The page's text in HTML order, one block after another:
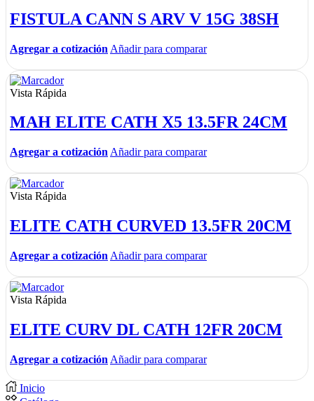
FISTULA CANN S ARV V 15G 38SH
Agregar a cotización Añadir para comparar
Vista Rápida
MAH ELITE CATH X5 13.5FR 24CM
Agregar a cotización Añadir para comparar
Vista Rápida
ELITE CATH CURVED 13.5FR 20CM
Agregar a cotización Añadir para comparar
Vista Rápida
ELITE CURV DL CATH 12FR 20CM
Agregar a cotización Añadir para comparar
Inicio